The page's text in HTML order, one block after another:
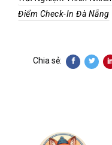
Điểm Check-In Đà Nẵng
Chia sẻ: